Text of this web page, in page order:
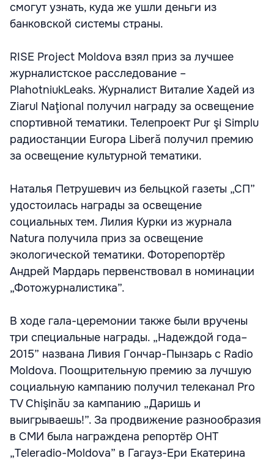
смогут узнать, куда же ушли деньги из
банковской системы страны.
RISE Project Moldova взял приз за лучшее
журналистское расследование –
PlahotniukLeaks. Журналист Виталие Хадей из
Ziarul Naţional получил награду за освещение
спортивной тематики. Телепроект Pur şi Simplu
радиостанции Europa Liberă получил премию
за освещение культурной тематики.
Наталья Петрушевич из бельцкой газеты „СП”
удостоилась награды за освещение
социальных тем. Лилия Курки из журнала
Natura получила приз за освещение
экологической тематики. Фоторепортёр
Андрей Мардарь первенствовал в номинации
„Фотожурналистика”.
В ходе гала-церемонии также были вручены
три специальные награды. „Надеждой года–
2015” названа Ливия Гончар-Пынзарь с Radio
Moldova. Поощрительную премию за лучшую
социальную кампанию получил телеканал Pro
TV Chişinău за кампанию „Даришь и
выигрываешь!”. За продвижение разнообразия
в СМИ была награждена репортёр ОНТ
„Teleradio-Moldova” в Гагауз-Ери Екатерина